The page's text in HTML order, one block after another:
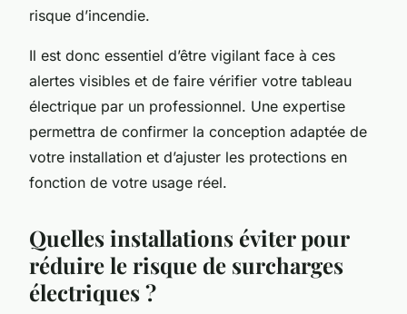
risque d’incendie.
Il est donc essentiel d’être vigilant face à ces
alertes visibles et de faire vérifier votre tableau
électrique par un professionnel. Une expertise
permettra de confirmer la conception adaptée de
votre installation et d’ajuster les protections en
fonction de votre usage réel.
Quelles installations éviter pour
réduire le risque de surcharges
électriques ?